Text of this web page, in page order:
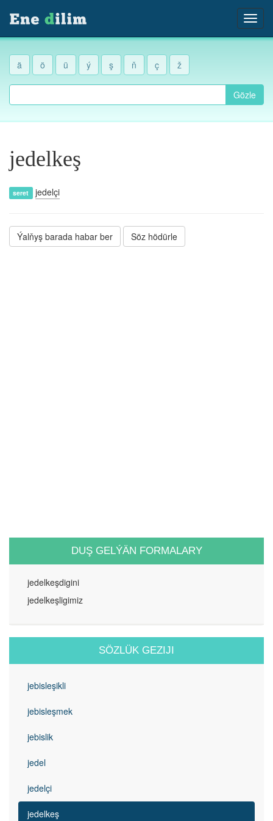
ä ö ü ý ş ň ç ž
Gözle
jedelkeş
seret jedelçi
Ýalňyş barada habar ber Söz hödürle
DUŞ GELÝÄN FORMALARY
jedelkeşdigini
jedelkeşligimiz
SÖZLÜK GEZIJI
jebisleşikli
jebisleşmek
jebislik
jedel
jedelçi
jedelkeş